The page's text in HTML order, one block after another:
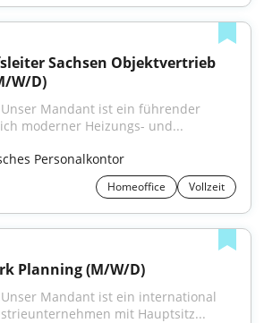
Sachsen Objektvertrieb
W/D)
Mandant ist ein führender
moderner Heizungs- und...
Personalkontor
Homeoffice Vollzeit
Planning (M/W/D)
Mandant ist ein international
mit Hauptsitz...